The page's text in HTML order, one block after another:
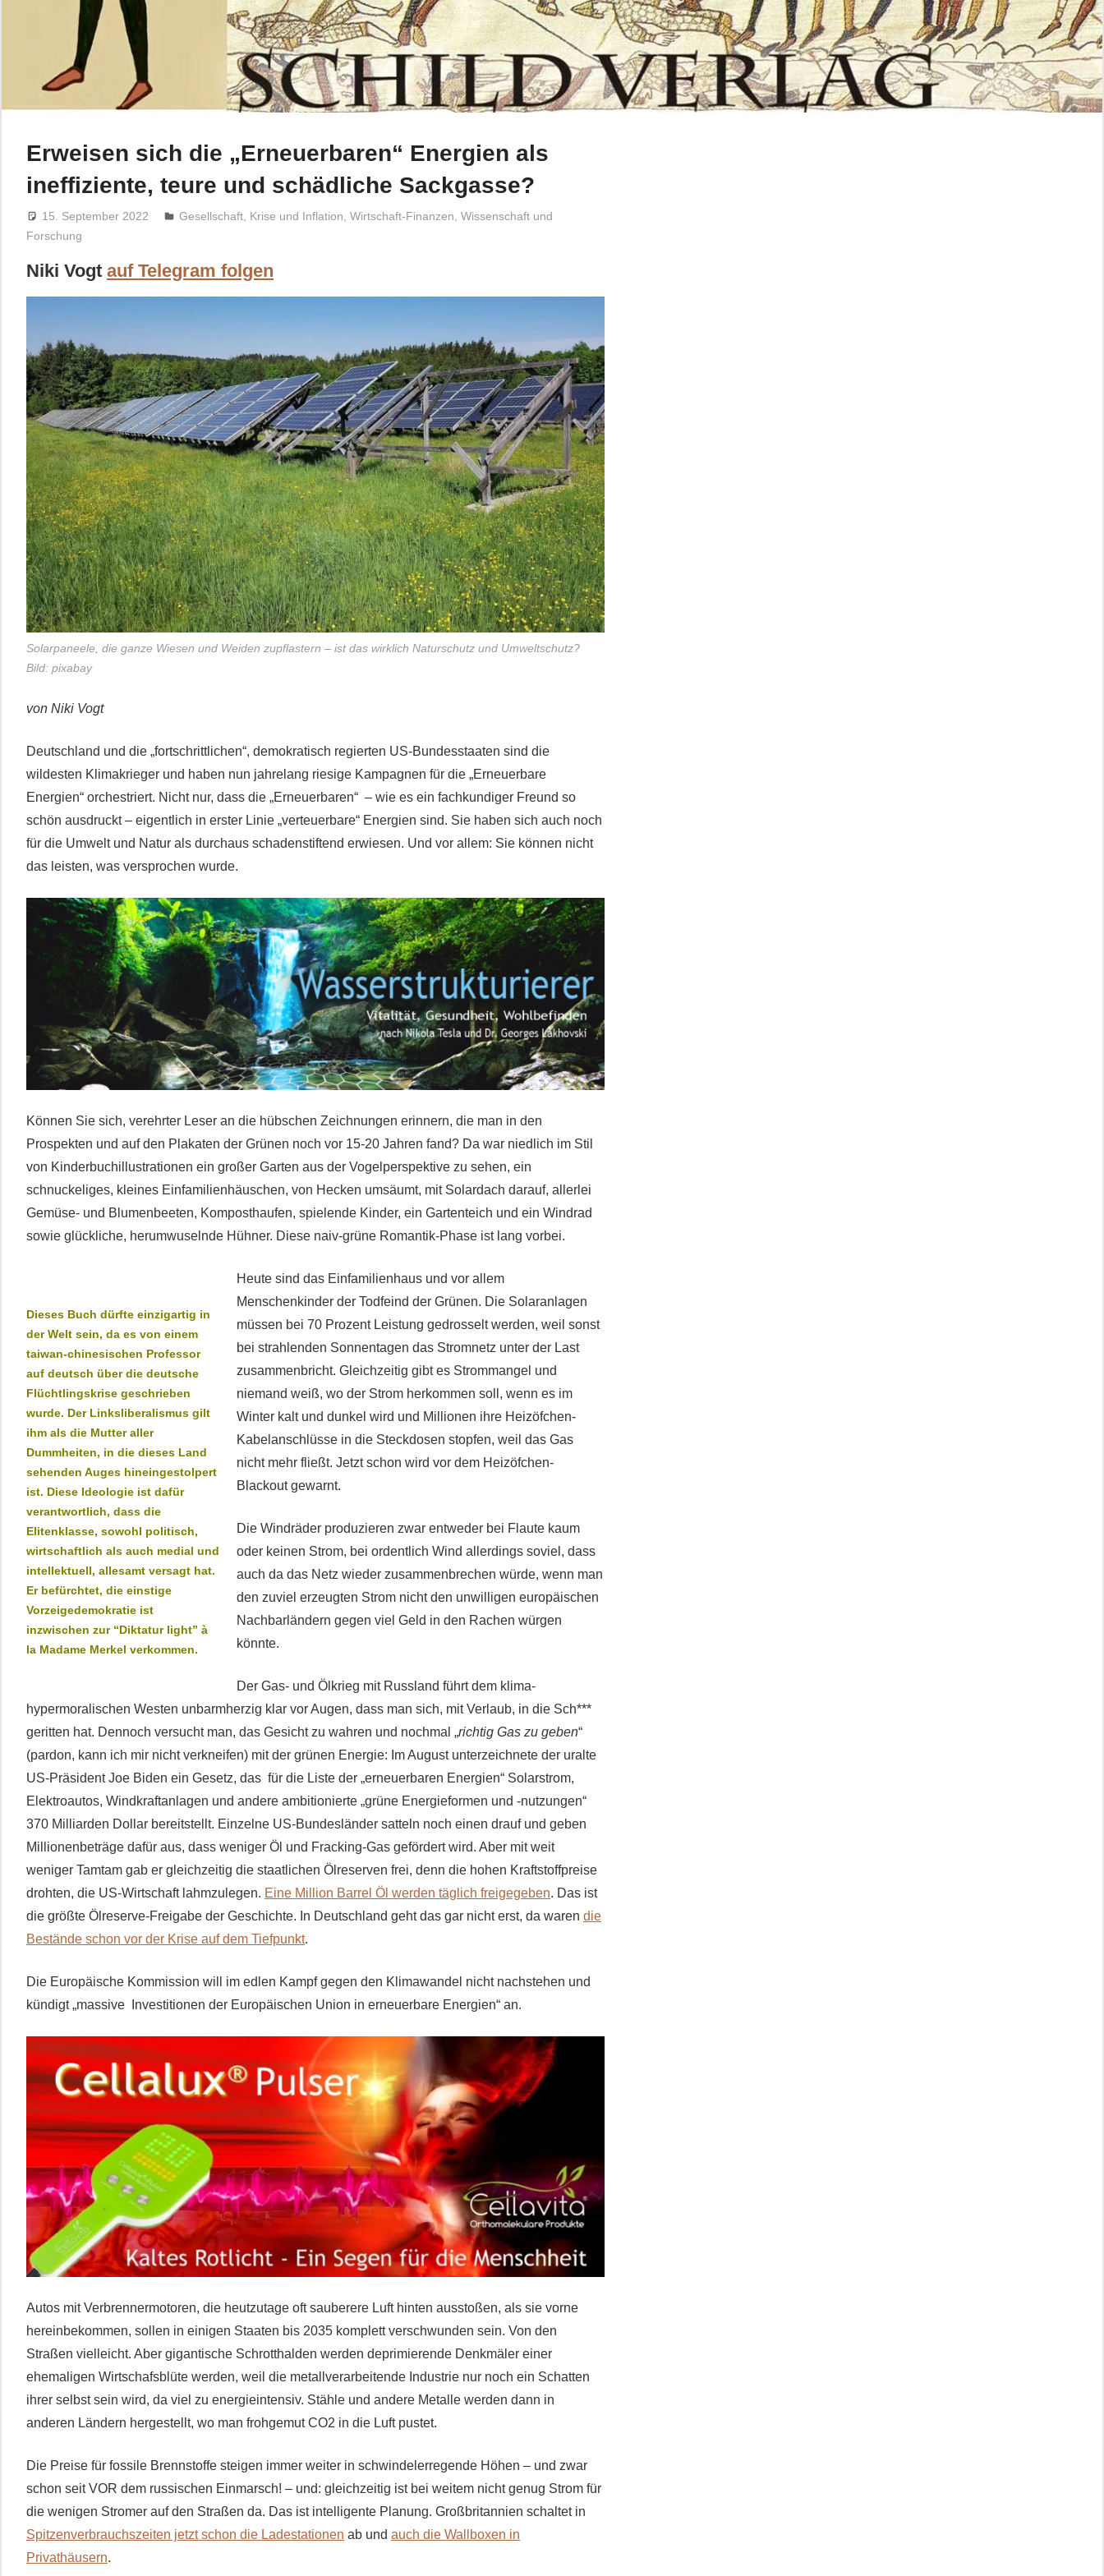
Erweisen sich die „Erneuerbaren“ Energien als
ineffiziente, teure und schädliche Sackgasse?
15. September 2022 Niki Vogt
Gesellschaft, Krise und Inflation Wirtschaft-Finanzen Wissenschaft und
Forschung
Niki Vogt auf Telegram folgen
Solarpaneele, die ganze Wiesen und Weiden zupflastern – ist das wirklich Naturschutz und Umweltschutz?
Bild: pixabay
von Niki Vogt
Deutschland und die „fortschrittlichen“, demokratisch regierten US-Bundesstaaten sind die
wildesten Klimakrieger und haben nun jahrelang riesige Kampagnen für die „Erneuerbare
Energien“ orchestriert. Nicht nur, dass die „Erneuerbaren“ – wie es ein fachkundiger Freund so
schön ausdruckt – eigentlich in erster Linie „verteuerbare“ Energien sind. Sie haben sich auch noch
für die Umwelt und Natur als durchaus schadenstiftend erwiesen. Und vor allem: Sie können nicht
das leisten, was versprochen wurde.
Können Sie sich, verehrter Leser an die hübschen Zeichnungen erinnern, die man in den
Prospekten und auf den Plakaten der Grünen noch vor 15-20 Jahren fand? Da war niedlich im Stil
von Kinderbuchillustrationen ein großer Garten aus der Vogelperspektive zu sehen, ein
schnuckeliges, kleines Einfamilienhäuschen, von Hecken umsäumt, mit Solardach darauf, allerlei
Gemüse- und Blumenbeeten, Komposthaufen, spielende Kinder, ein Gartenteich und ein Windrad
sowie glückliche, herumwuselnde Hühner. Diese naiv-grüne Romantik-Phase ist lang vorbei.
Dieses Buch dürfte einzigartig in
der Welt sein, da es von einem
taiwan-chinesischen Professor
auf deutsch über die deutsche
Flüchtlingskrise geschrieben
wurde. Der Linksliberalismus gilt
ihm als die Mutter aller
Dummheiten, in die dieses Land
sehenden Auges hineingestolpert
ist. Diese Ideologie ist dafür
verantwortlich, dass die
Elitenklasse, sowohl politisch,
wirtschaftlich als auch medial und
intellektuell, allesamt versagt hat.
Er befürchtet, die einstige
Vorzeigedemokratie ist
inzwischen zur “Diktatur light” à
la Madame Merkel verkommen.
Heute sind das Einfamilienhaus und vor allem
Menschenkinder der Todfeind der Grünen. Die Solaranlagen
müssen bei 70 Prozent Leistung gedrosselt werden, weil sonst
bei strahlenden Sonnentagen das Stromnetz unter der Last
zusammenbricht. Gleichzeitig gibt es Strommangel und
niemand weiß, wo der Strom herkommen soll, wenn es im
Winter kalt und dunkel wird und Millionen ihre Heizöfchen-
Kabelanschlüsse in die Steckdosen stopfen, weil das Gas
nicht mehr fließt. Jetzt schon wird vor dem Heizöfchen-
Blackout gewarnt.
Die Windräder produzieren zwar entweder bei Flaute kaum
oder keinen Strom, bei ordentlich Wind allerdings soviel, dass
auch da das Netz wieder zusammenbrechen würde, wenn man
den zuviel erzeugten Strom nicht den unwilligen europäischen
Nachbarländern gegen viel Geld in den Rachen würgen
könnte.
Der Gas- und Ölkrieg mit Russland führt dem klima-
hypermoralischen Westen unbarmherzig klar vor Augen, dass man sich, mit Verlaub, in die Sch***
geritten hat. Dennoch versucht man, das Gesicht zu wahren und nochmal „richtig Gas zu geben“
(pardon, kann ich mir nicht verkneifen) mit der grünen Energie: Im August unterzeichnete der uralte
US-Präsident Joe Biden ein Gesetz, das für die Liste der „erneuerbaren Energien“ Solarstrom,
Elektroautos, Windkraftanlagen und andere ambitionierte „grüne Energieformen und -nutzungen“
370 Milliarden Dollar bereitstellt. Einzelne US-Bundesländer satteln noch einen drauf und geben
Millionenbeträge dafür aus, dass weniger Öl und Fracking-Gas gefördert wird. Aber mit weit
weniger Tamtam gab er gleichzeitig die staatlichen Ölreserven frei, denn die hohen Kraftstoffpreise
drohten, die US-Wirtschaft lahmzulegen. Eine Million Barrel Öl werden täglich freigegeben. Das ist
die größte Ölreserve-Freigabe der Geschichte. In Deutschland geht das gar nicht erst, da waren die
Bestände schon vor der Krise auf dem Tiefpunkt.
Die Europäische Kommission will im edlen Kampf gegen den Klimawandel nicht nachstehen und
kündigt „massive Investitionen der Europäischen Union in erneuerbare Energien“ an.
Autos mit Verbrennermotoren, die heutzutage oft sauberere Luft hinten ausstoßen, als sie vorne
hereinbekommen, sollen in einigen Staaten bis 2035 komplett verschwunden sein. Von den
Straßen vielleicht. Aber gigantische Schrotthalden werden deprimierende Denkmäler einer
ehemaligen Wirtschafsblüte werden, weil die metallverarbeitende Industrie nur noch ein Schatten
ihrer selbst sein wird, da viel zu energieintensiv. Stähle und andere Metalle werden dann in
anderen Ländern hergestellt, wo man frohgemut CO2 in die Luft pustet.
Die Preise für fossile Brennstoffe steigen immer weiter in schwindelerregende Höhen – und zwar
schon seit VOR dem russischen Einmarsch! – und: gleichzeitig ist bei weitem nichtgenug Strom für
die wenigen Stromer auf den Straßen da. Das ist intelligente Planung. Großbritannien schaltet in
Spitzenverbrauchszeiten jetzt schon die Ladestationen ab und auch die Wallboxen in
Privathäusern.